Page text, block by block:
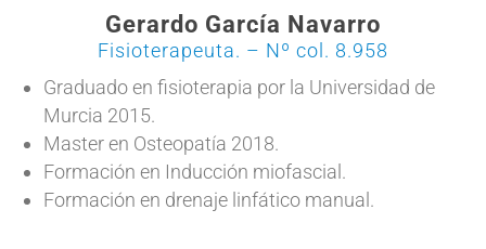
Gerardo García Navarro
Fisioterapeuta. – Nº col. 8.958
Graduado en fisioterapia por la Universidad de
Murcia 2015.
Master en Osteopatía 2018.
Formación en Inducción miofascial.
Formación en drenaje linfático manual.